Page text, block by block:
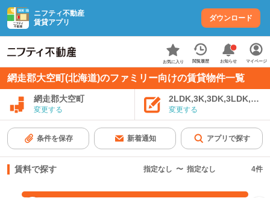
ニフティ不動産
賃貸アプリ
ダウンロード
お気に入り 閲覧履歴 お知らせ マイページ
網走郡大空町(北海道)のファミリー向けの賃貸物件一覧
網走郡大空町
変更する 変更する
条件を保存 新着通知 アプリで探す
賃料で探す 指定なし 〜 指定なし 4件